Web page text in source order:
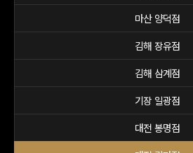
마산 양덕점
김해 장유점
김해 삼계점
기장 일광점
대전 봉명점